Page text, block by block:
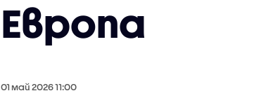
Европа
01 май 2026 11:00